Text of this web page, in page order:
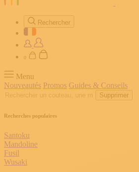
Rechercher
0
Menu
Nouveautés Promos Guides & Conseils
Supprimer
Recherches populaires
Santoku
Mandoline
Fusil
Wusaki